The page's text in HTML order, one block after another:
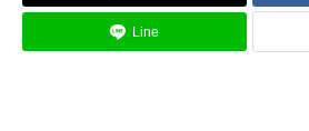
Line